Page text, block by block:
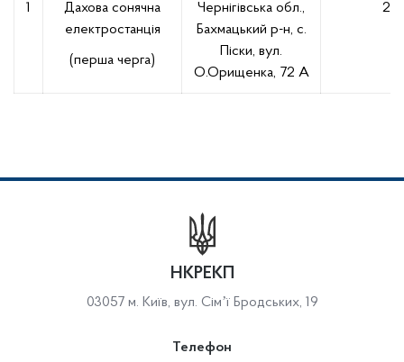
1
Дахова сонячна
електростанція
(перша черга)
Чернігівська обл.,
Бахмацький р-н, с.
Піски, вул.
О.Орищенка, 72 А
НКРЕКП
03057 м. Київ, вул. Сімʼї Бродських, 19
Телефон